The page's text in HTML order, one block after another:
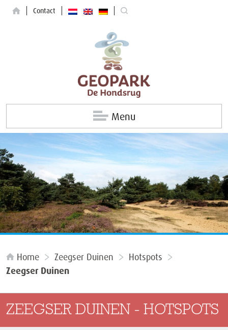
Contact
Menu
Home Zeegser Duinen
Hotspots
Zeegser Duinen
ZEEGSER DUINEN - HOTSPOTS